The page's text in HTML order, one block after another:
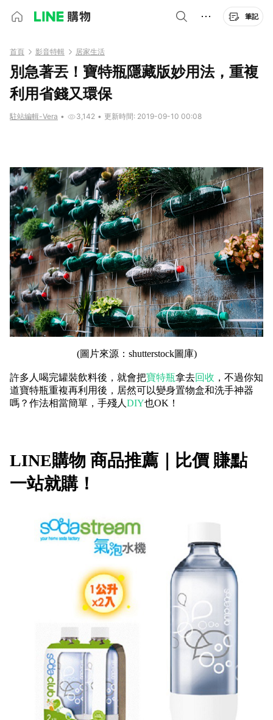
筆記
首頁 影音特輯 居家生活
別急著丟！寶特瓶隱藏版妙用法，重複
利用省錢又環保
駐站編輯-Vera • 3,142 • 更新時間: 2019-09-10 00:08
(圖片來源： shutterstock圖庫)
許多人喝完罐裝飲料後，就會把寶特瓶拿去回收 ，不過你知
道寶特瓶重複再利用後，居然可以變身置物盒和洗手神器
嗎？作法相當簡單，手殘人 DIY也OK ！
LINE購物 商品推薦｜比價 賺點
一站就購！